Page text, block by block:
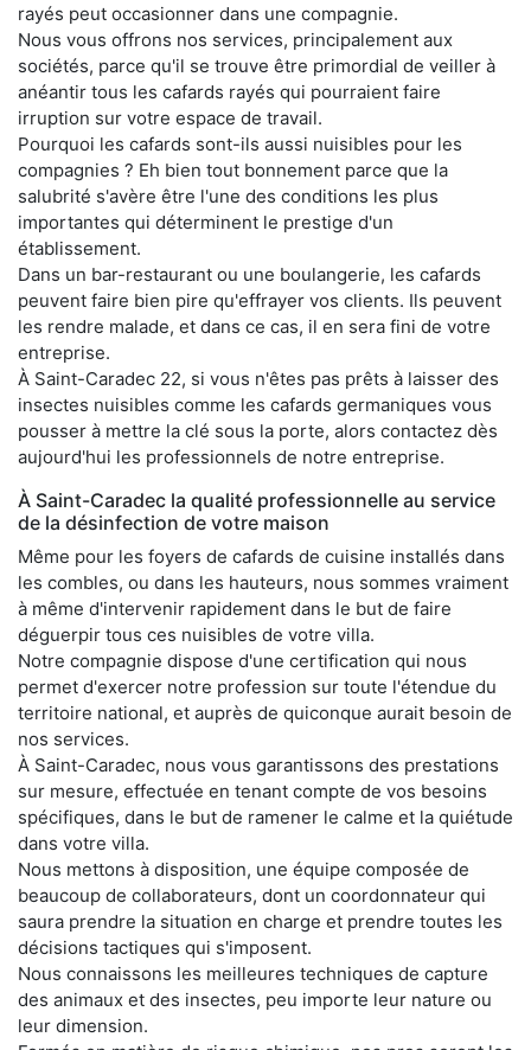
rayés peut occasionner dans une compagnie.
Nous vous offrons nos services, principalement aux
sociétés, parce qu'il se trouve être primordial de veiller à
anéantir tous les cafards rayés qui pourraient faire
irruption sur votre espace de travail.
Pourquoi les cafards sont-ils aussi nuisibles pour les
compagnies ? Eh bien tout bonnement parce que la
salubrité s'avère être l'une des conditions les plus
importantes qui déterminent le prestige d'un
établissement.
Dans un bar-restaurant ou une boulangerie, les cafards
peuvent faire bien pire qu'effrayer vos clients. Ils peuvent
les rendre malade, et dans ce cas, il en sera fini de votre
entreprise.
À Saint-Caradec 22, si vous n'êtes pas prêts à laisser des
insectes nuisibles comme les cafards germaniques vous
pousser à mettre la clé sous la porte, alors contactez dès
aujourd'hui les professionnels de notre entreprise.
À Saint-Caradec la qualité professionnelle au service
de la désinfection de votre maison
Même pour les foyers de cafards de cuisine installés dans
les combles, ou dans les hauteurs, nous sommes vraiment
à même d'intervenir rapidement dans le but de faire
déguerpir tous ces nuisibles de votre villa.
Notre compagnie dispose d'une certification qui nous
permet d'exercer notre profession sur toute l'étendue du
territoire national, et auprès de quiconque aurait besoin de
nos services.
À Saint-Caradec, nous vous garantissons des prestations
sur mesure, effectuée en tenant compte de vos besoins
spécifiques, dans le but de ramener le calme et la quiétude
dans votre villa.
Nous mettons à disposition, une équipe composée de
beaucoup de collaborateurs, dont un coordonnateur qui
saura prendre la situation en charge et prendre toutes les
décisions tactiques qui s'imposent.
Nous connaissons les meilleures techniques de capture
des animaux et des insectes, peu importe leur nature ou
leur dimension.